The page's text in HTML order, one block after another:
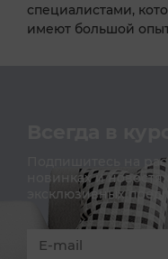
специалистами,
имеют большой
Всегда в
Подпишитесь на
новинках и
эксклюзивных